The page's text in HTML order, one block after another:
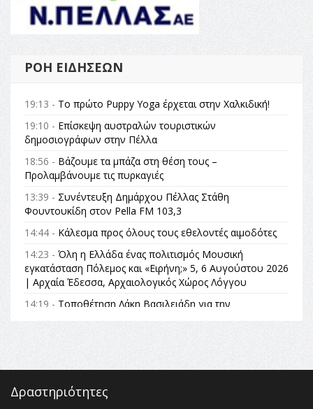
ΡΟΉ ΕΙΔΉΣΕΩΝ
19:13 - Το πρώτο Puppy Yoga έρχεται στην Χαλκιδική!
19:10 - Επίσκεψη αυστραλών τουριστικών
δημοσιογράφων στην Πέλλα
18:56 - Βάζουμε τα μπάζα στη θέση τους –
Προλαμβάνουμε τις πυρκαγιές
13:39 - Συνέντευξη Δημάρχου Πέλλας Στάθη
Φουντουκίδη στον Pella FM 103,3
14:44 - Κάλεσμα προς όλους τους εθελοντές αιμοδότες
14:23 - Όλη η Ελλάδα ένας πολιτισμός Μουσική
εγκατάσταση Πόλεμος και «Ειρήνη;» 5, 6 Αυγούστου 2026
| Αρχαία Έδεσσα, Αρχαιολογικός Χώρος Λόγγου
14:19 - Τοποθέτηση Λάκη Βασιλειάδη για την
Αναθεώρηση του Συντάγματος: «Σε τέτοιες κορυφαίες
θεσμικές διαδικασίες υπάρχει μόνο η ευθύνη απέναντι
στις επόμενες γενιές»
16:35 -Το πρόγραμμα του ΠΑΟΚ στον δεύτερο γύρο του
16:27 - Όλυμπος: Εντάχθηκε στον Κατάλογο Παγκόσμιας
Δραστηριότητες